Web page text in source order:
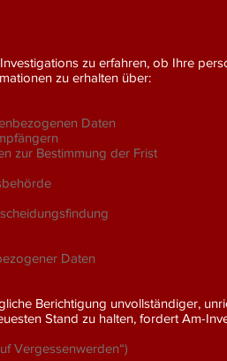
zu erfahren, ob Ihre
zu erhalten über:
Daten
zur Bestimmung der Frist
Daten
Berichtigung unvollständiger,
Stand zu halten, fordert Am-
Vergessenwerden“)